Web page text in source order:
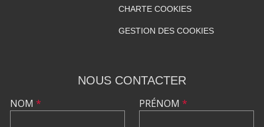
CHARTE COOKIES
GESTION DES COOKIES
NOUS CONTACTER
NOM * PRÉNOM *